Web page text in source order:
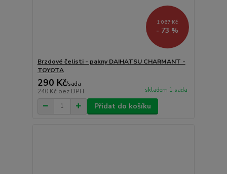
1 067 Kč
- 73 %
Brzdové čelisti - pakny DAIHATSU CHARMANT -
TOYOTA
290 Kč/sada
240 Kč bez DPH skladem 1 sada
Přidat do košíku